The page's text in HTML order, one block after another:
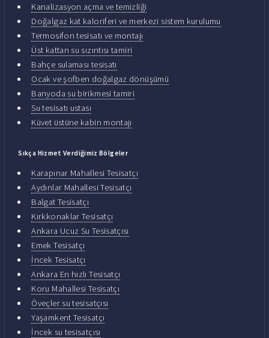
Kanalizasyon açma ve temizliği
Doğalgaz kat kaloriferi ve merkezi sistem kurulumu
Termosifon tesisatı ve montajı
Üst kattan su sızıntısı tamiri
Bahçe sulaması tesisatı
Ocak ve şofben doğalgaz dönüşümü
Banyoda su birikmesi tamiri
Su tesisatı ustası
Küvet üstüne kabin montajı
Sıkça Hizmet Verdiğimiz Bölgeler
Karapınar Mahallesi Tesisatçı
Aydınlar Mahallesi Tesisatçı
Balgat Tesisatçı
Kırkkonaklar Tesisatçı
Ankara Ucuz Su Tesisatçısı
Emek Tesisatçı
İncek Tesisatçı
Ankara En hızlı Tesisatçı
Koru Mahallesi Tesisatçı
Öveçler su tesisatçısı
Yaşamkent Tesisatçı
İncek su tesisatçısı